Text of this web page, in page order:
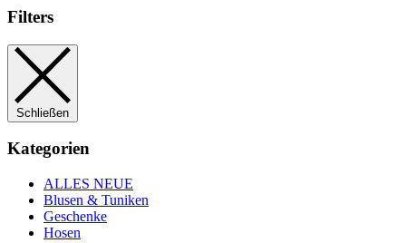
Filters
Schließen
Kategorien
ALLES NEUE
Blusen & Tuniken
Geschenke
Hosen